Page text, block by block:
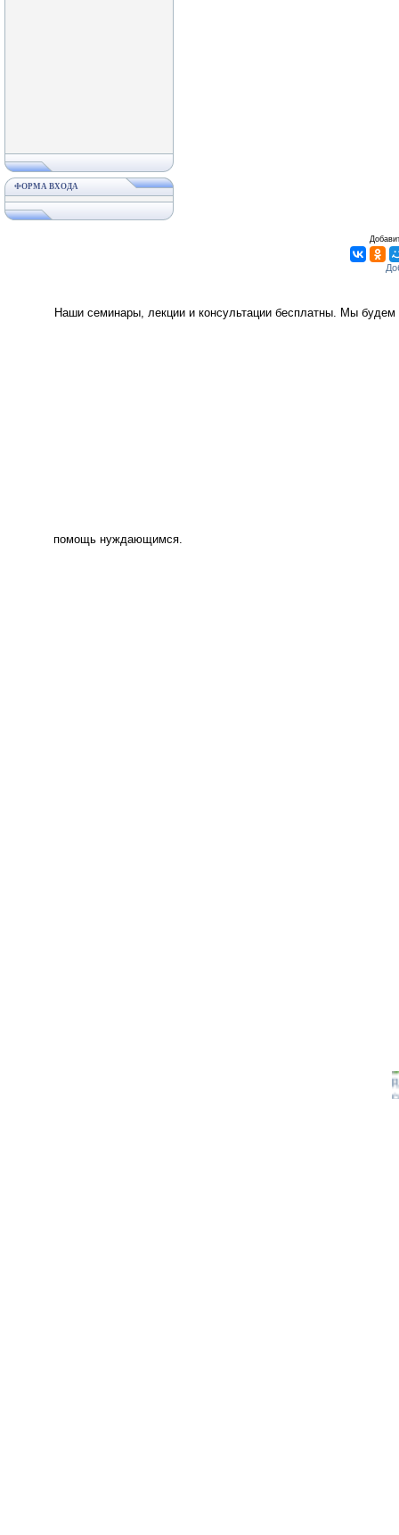
ФОРМА ВХОДА
Наши семинары, лекции и консультации бесплатны. Мы
помощь нуждающимся.